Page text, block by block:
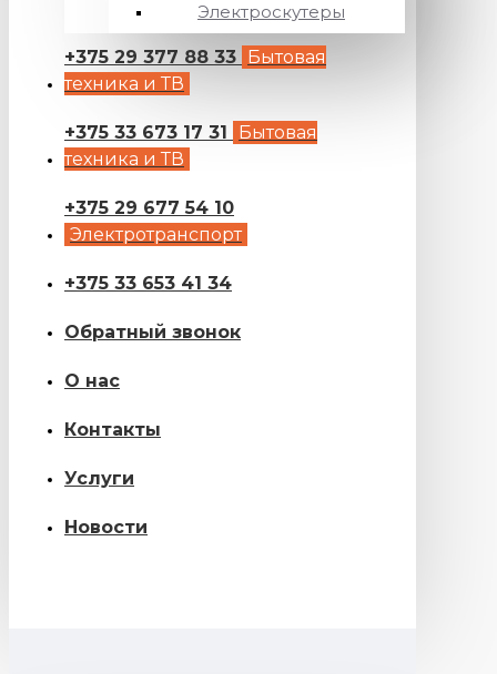
Электроскутеры
+375 29 377 88 33 Бытовая
техника и ТВ
+375 33 673 17 31
Бытовая
техника и ТВ
+375 29 677 54 10
Электротранспорт
+375 33 653 41 34
Обратный звонок
О нас
Контакты
Услуги
Новости